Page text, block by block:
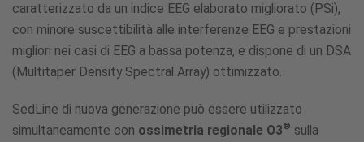
caratterizzato da un indice EEG elaborato migliorato (PSi),
con minore suscettibilità alle interferenze EEG e prestazioni
migliori nei casi di EEG a bassa potenza, e dispone di un DSA
(Multitaper Density Spectral Array) ottimizzato.
SedLine di nuova generazione può essere utilizzato
simultaneamente con ossimetria regionale O3® sulla